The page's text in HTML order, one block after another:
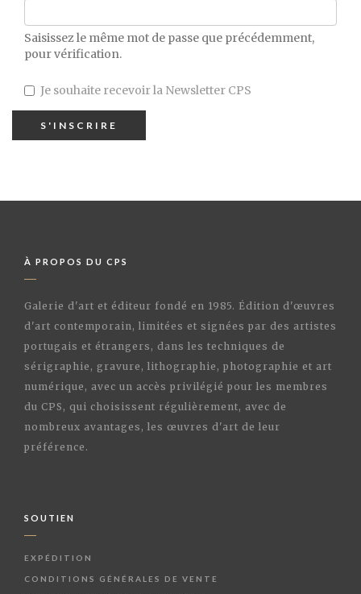
Saisissez le même mot de passe que précédemment,
pour vérification.
Je souhaite recevoir la Newsletter CPS
À PROPOS DU CPS
Galerie d'art et éditeur fondé en 1985. Édition d'œuvres
d'art contemporain, limitées et signées par des artistes
portugais et étrangers, dans les techniques de
sérigraphie, gravure, lithographie, photographie et art
numérique, avec un accès privilégié pour les membres
du CPS, qui choisissent régulièrement, avec de
nombreux avantages, les œuvres d'art de leur
préférence.
SOUTIEN
EXPÉDITION
CONDITIONS GÉNÉRALES DE VENTE